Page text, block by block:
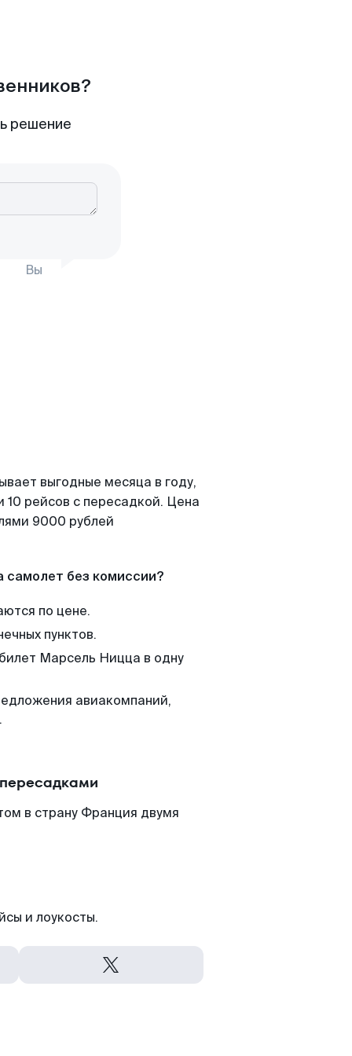
решение
Вы
выгодные месяца в году,
рейсов с пересадкой. Цена
9000 рублей
самолет без комиссии?
по цене.
пунктов.
Марсель Ницца в одну
авиакомпаний,
в страну Франция двумя
и лоукосты.